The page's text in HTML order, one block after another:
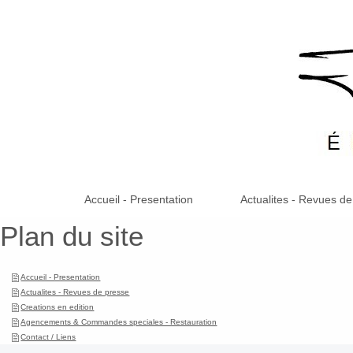
Accueil - Presentation Actualites - Revues
Plan du site
Accueil - Presentation
Actualites - Revues de presse
Creations en edition
Agencements & Commandes speciales - Restauration
Contact / Liens